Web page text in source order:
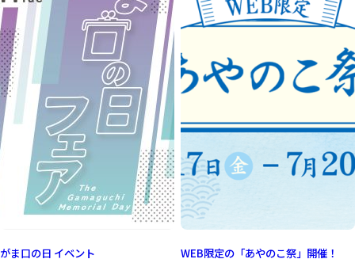
がま口の日 イベント WEB限定の「あやのこ祭」開催！